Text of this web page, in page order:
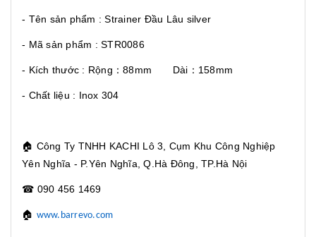
- Tên sản phẩm : Strainer Đầu Lâu silver
- Mã sản phẩm : STR0086
- Kích thước : Rộng：88mm Dài：158mm
- Chất liệu : Inox 304
🏠 Công Ty TNHH KACHI Lô 3, Cụm Khu Công Nghiệp
Yên Nghĩa - P.Yên Nghĩa, Q.Hà Đông, TP.Hà Nội
☎ 090 456 1469
🏠 www.barrevo.com